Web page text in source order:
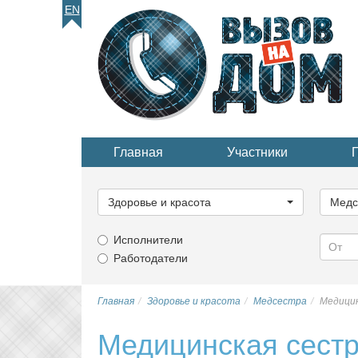
EN
Главная Участники
категорию...
Здоровье и красота
Исполнители
Работодатели
Главная Здоровье и красота Медсестра
Медицинская